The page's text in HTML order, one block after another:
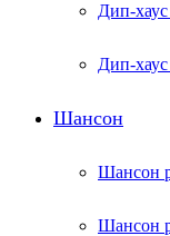
Дип-
Дип-
Шансон
Шансон
Шансон